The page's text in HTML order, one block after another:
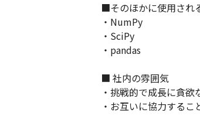
■そのほかに使用され
・NumPy
・SciPy
・pandas
■ 社内の雰囲気
・挑戦的で成長に貪
・お互いに協力する